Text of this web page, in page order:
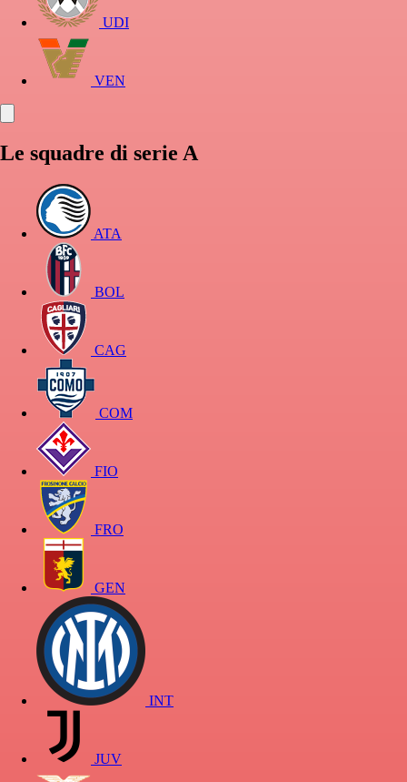
UDI
VEN
Le squadre di serie A
ATA
BOL
CAG
COM
FIO
FRO
GEN
INT
JUV